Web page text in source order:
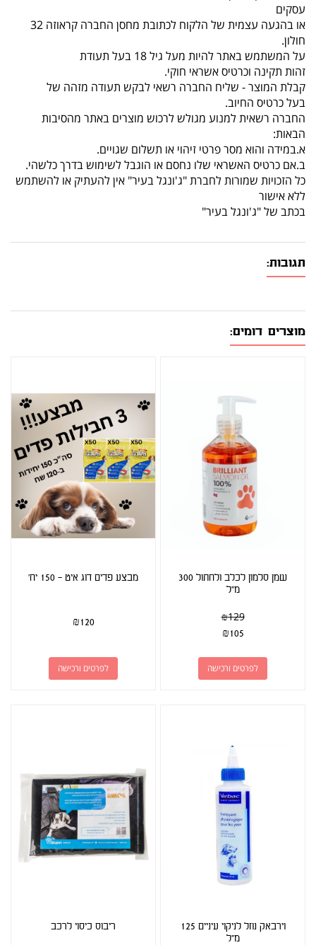
עסקים
או בהגעה עצמית של הלקוח לכתובת מחסן החברה קראוזה 32
חולון.
על המשתמש באתר להיות מעל גיל 18 בעל תעודת
זהות תקינה וכרטיס אשראי חוקי.
קבלת המוצר - שליח החברה רשאי לבקש תעודה מזהה של
בעל כרטיס החיוב.
החברה רשאית למנוע מגולש לרכוש מוצרים באתר מהסיבות
הבאות:
א.במידה והוא מסר פרטי זיהוי או תשלום שגויים.
ב.אם כרטיס האשראי שלו נחסם או הוגבל לשימוש בדרך כלשהי.
כל הזכויות שמורות לחברת "ג'ונגל בעיר" אין להעתיק או להשתמש
ללא אישור
בכתב של "ג'ונגל בעיר"
תגובות:
מוצרים דומים:
שמן סלמון לכלב ולחתול 300
מ"ל
₪129
₪105
לפרטים ורכישה
מבצע פדים דוג איט - 150 יח'
₪120
לפרטים ורכישה
וירבאק נוזל לניקוי עיניים 125
מ"ל
ריבוס כיסוי לרכב